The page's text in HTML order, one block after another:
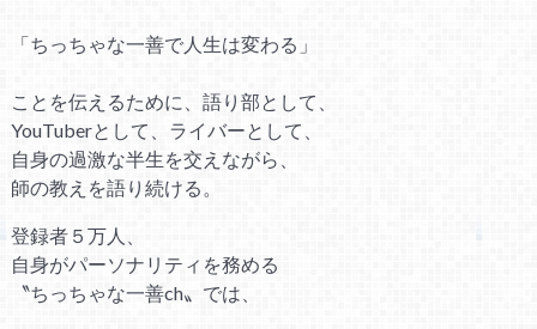
「ちっちゃな一善で人生は変わる」
ことを伝えるために、語り部として、
YouTuberとして、ライバーとして、
自身の過激な半生を交えながら、
師の教えを語り続ける。
登録者５万人、
自身がパーソナリティを務める
〝ちっちゃな一善ch〟では、